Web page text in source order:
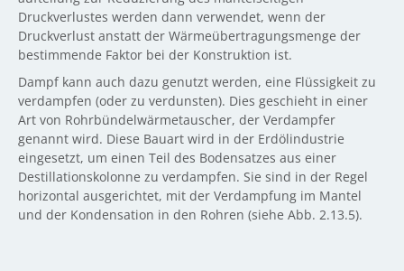
Druckverlustes werden dann verwendet, wenn der
Druckverlust anstatt der Wärmeübertragungsmenge der
bestimmende Faktor bei der Konstruktion ist.
Dampf kann auch dazu genutzt werden, eine Flüssigkeit zu
verdampfen (oder zu verdunsten). Dies geschieht in einer
Art von Rohrbündelwärmetauscher, der Verdampfer
genannt wird. Diese Bauart wird in der Erdölindustrie
eingesetzt, um einen Teil des Bodensatzes aus einer
Destillationskolonne zu verdampfen. Sie sind in der Regel
horizontal ausgerichtet, mit der Verdampfung im Mantel
und der Kondensation in den Rohren (siehe Abb. 2.13.5).